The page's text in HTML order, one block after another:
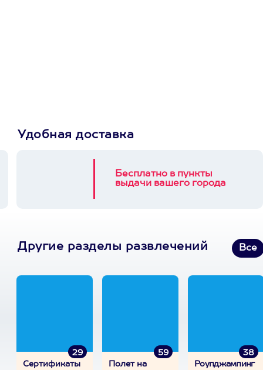
Удобная доставка
Бесплатно в пункты
выдачи вашего города
Другие разделы развлечений Все
29
Сертификаты
59
Полет на
38
Роупджампинг